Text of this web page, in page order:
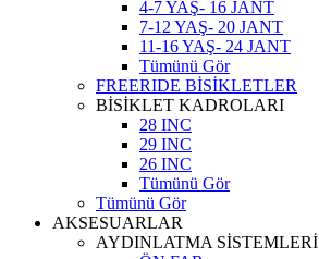
4-7 YAŞ- 16 JANT
7-12 YAŞ- 20 JANT
11-16 YAŞ- 24 JANT
Tümünü Gör
FREERIDE BİSİKLETLER
BİSİKLET KADROLARI
28 INC
29 INC
26 INC
Tümünü Gör
Tümünü Gör
AKSESUARLAR
AYDINLATMA SİSTEMLERİ